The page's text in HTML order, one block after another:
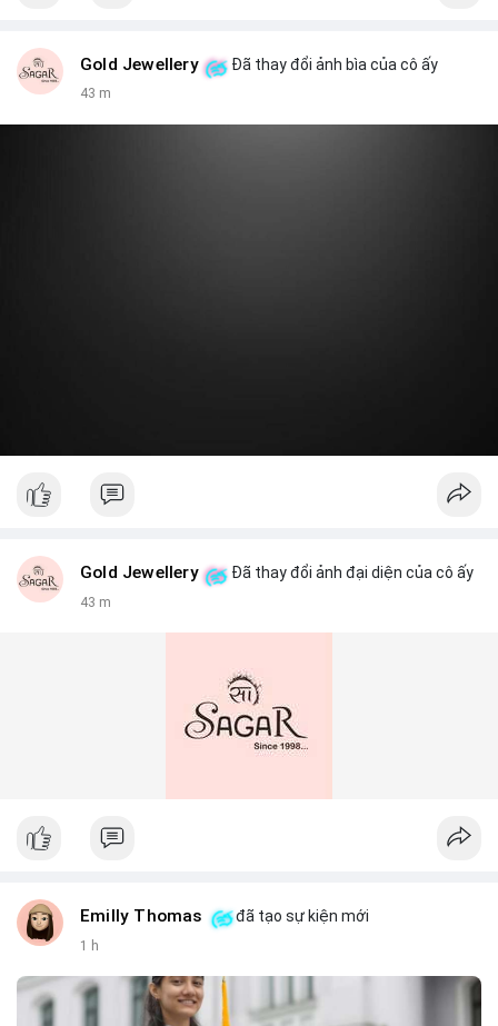
Gold Jewellery Đã thay đổi ảnh bìa của cô ấy
43 m
Gold Jewellery Đã thay đổi ảnh đại diện của cô ấy
43 m
Emilly Thomas đã tạo sự kiện mới
1 h